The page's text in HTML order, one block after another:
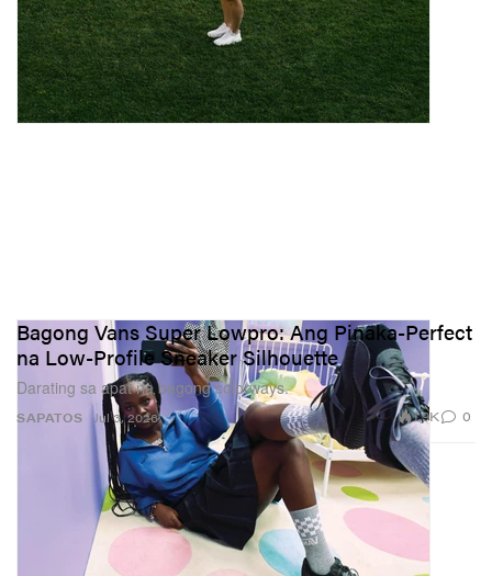
SAPATOS
Bagong Vans Super Lowpro: Ang Pinaka-Perfect
na Low-Profile Sneaker Silhouette
Darating sa apat na bagong colorways.
Jul 3, 2026 1.9K 0